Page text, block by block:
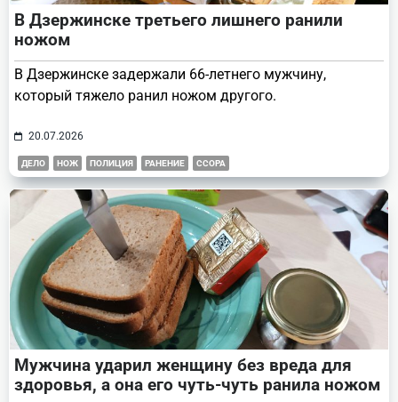
В Дзержинске третьего лишнего ранили
ножом
В Дзержинске задержали 66-летнего мужчину,
который тяжело ранил ножом другого.
20.07.2026
ДЕЛО НОЖ ПОЛИЦИЯ РАНЕНИЕ ССОРА
Мужчина ударил женщину без вреда для
здоровья, а она его чуть-чуть ранила ножом